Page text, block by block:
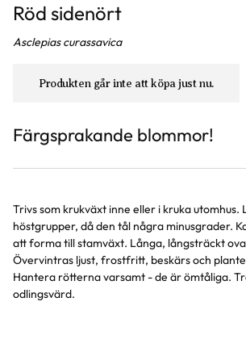
Röd sidenört
Asclepias curassavica
Produkten går inte att köpa just nu.
Färgsprakande blommor!
Trivs som krukväxt inne eller i kruka utomhus.
höstgrupper, då den tål några minusgrader.
att forma till stamväxt. Långa, långsträckt
Övervintras ljust, frostfritt, beskärs och
Hantera rötterna varsamt - de är ömtåliga.
odlingsvärd.